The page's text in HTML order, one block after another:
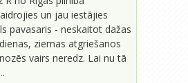
un jau iestājies
pavasaris - neskaitot dažas
ziemas atgriešanos
vairs neredz. Lai nu tā